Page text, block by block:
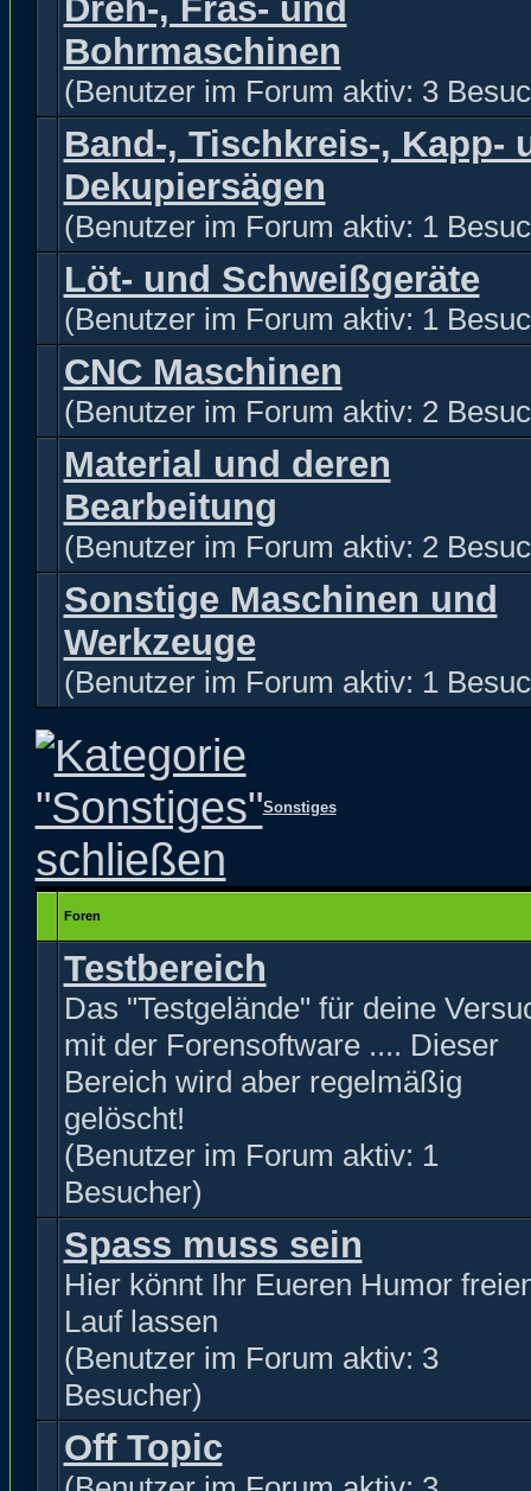
Dreh-, Fräs- und
Bohrmaschinen
(Benutzer im Forum aktiv: 3
Band-, Tischkreis-, Kapp-
Dekupiersägen
(Benutzer im Forum aktiv: 1
Löt- und Schweißgeräte
(Benutzer im Forum aktiv: 1
CNC Maschinen
(Benutzer im Forum aktiv: 2
Material und deren
Bearbeitung
(Benutzer im Forum aktiv: 2
Sonstige Maschinen und
Werkzeuge
(Benutzer im Forum aktiv: 1
Sonstiges
Foren
Testbereich
Das "Testgelände" für deine
mit der Forensoftware .... Dieser
Bereich wird aber regelmäßig
gelöscht!
(Benutzer im Forum aktiv: 1
Besucher)
Spass muss sein
Hier könnt Ihr Eueren Humor
Lauf lassen
(Benutzer im Forum aktiv: 3
Besucher)
Off Topic